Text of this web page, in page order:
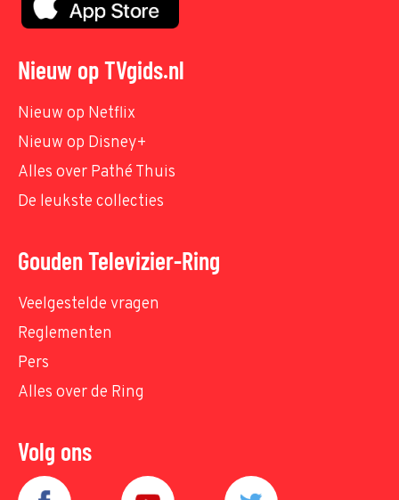
Nieuw op TVgids.nl
Nieuw op Netflix
Nieuw op Disney+
Alles over Pathé Thuis
De leukste collecties
Gouden Televizier-Ring
Veelgestelde vragen
Reglementen
Pers
Alles over de Ring
Volg ons